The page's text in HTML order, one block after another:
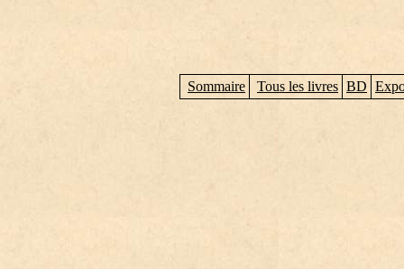
Sommaire Tous les livres BD